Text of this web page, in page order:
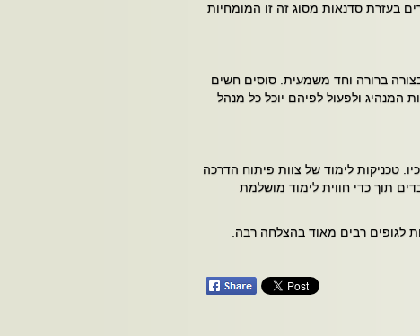
בעזרת סדנאות מסוג זה זו המומחיות
ברורה וחד משמעית. סוסים חשים
המנהיג ולפעול לפיהם יוכל כל מנהל
טכניקות לימוד של צוות פיתוח הדרכה
תוך כדי חווית לימוד מושלמת
לגופים רבים מאוד בהצלחה רבה.